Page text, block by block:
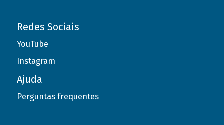
Redes Sociais
YouTube
Instagram
Ajuda
Perguntas frequentes